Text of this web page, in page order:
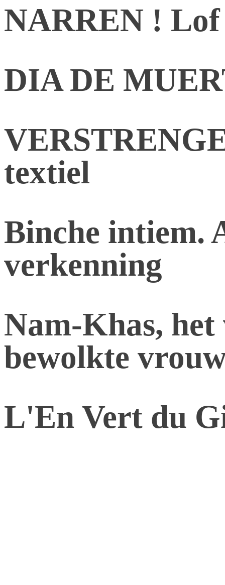
NARREN !
DIA DE
textiel
Binche intiem.
verkenning
Nam-Khas,
bewolkte
L'En Vert du